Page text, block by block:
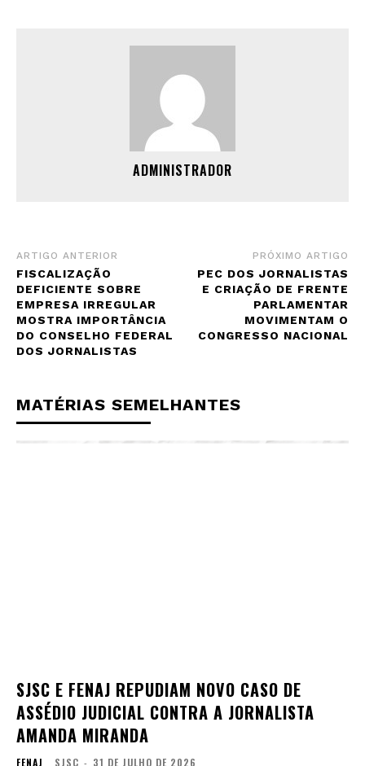
ADMINISTRADOR
ARTIGO ANTERIOR
FISCALIZAÇÃO
DEFICIENTE SOBRE
EMPRESA IRREGULAR
MOSTRA IMPORTÂNCIA
DO CONSELHO FEDERAL
DOS JORNALISTAS
PRÓXIMO ARTIGO
PEC DOS JORNALISTAS
E CRIAÇÃO DE FRENTE
PARLAMENTAR
MOVIMENTAM O
CONGRESSO NACIONAL
MATÉRIAS SEMELHANTES
SJSC E FENAJ REPUDIAM NOVO CASO DE
ASSÉDIO JUDICIAL CONTRA A JORNALISTA
AMANDA MIRANDA
FENAJ SJSC - 31 DE JULHO DE 2026